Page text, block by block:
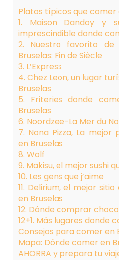
Platos típicos que comer
1. Maison Dandoy y
imprescindible donde
2. Nuestro favorito de
Bruselas: Fin de Siècle
3. L’Express
4. Chez Leon, un lugar
Bruselas
5. Friteries donde
Bruselas
6. Noordzee-La Mer du
7. Nona Pizza, La
en Bruselas
8. Wolf
9. Makisu, el mejor sushi
10. Les gens que j’aime
11. Delirium, el mejor
en Bruselas
12. Dónde comprar
12+1. Más lugares donde
Consejos para comer en
Mapa: Dónde comer en
AHORRA y prepara tu